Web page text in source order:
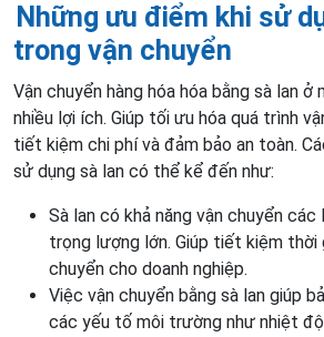
Những ưu điểm khi sử
trong vận chuyển
Vận chuyển hàng hóa hóa bằng sà lan ở
nhiều lợi ích. Giúp tối ưu hóa quá trình
tiết kiệm chi phí và đảm bảo an toàn.
sử dụng sà lan có thể kể đến như:
Sà lan có khả năng vận chuyển các
trọng lượng lớn. Giúp tiết kiệm thời
chuyển cho doanh nghiệp.
Việc vận chuyển bằng sà lan giúp
các yếu tố môi trường như nhiệt